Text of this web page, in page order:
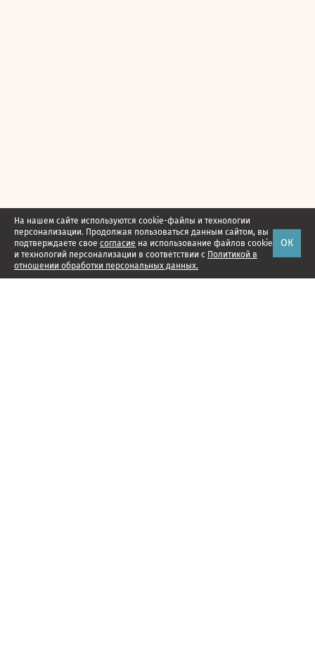
На нашем сайте используются cookie-файлы и технологии
персонализации. Продолжая пользоваться данным сайтом, вы
подтверждаете свое согласие на использование файлов cookie
и технологий персонализации в соответствии с Политикой в
отношении обработки персональных данных.
ОК